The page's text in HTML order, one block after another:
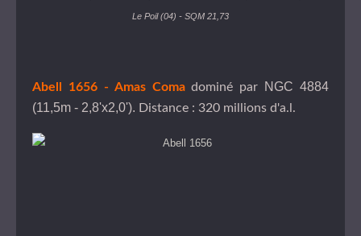
Le Poil (04) - SQM 21,73
Abell 1656 - Amas Comadominé par
NGC 4884
(11,5m - 2,8'x2,0'). Distance : 320 millions d'a.l.